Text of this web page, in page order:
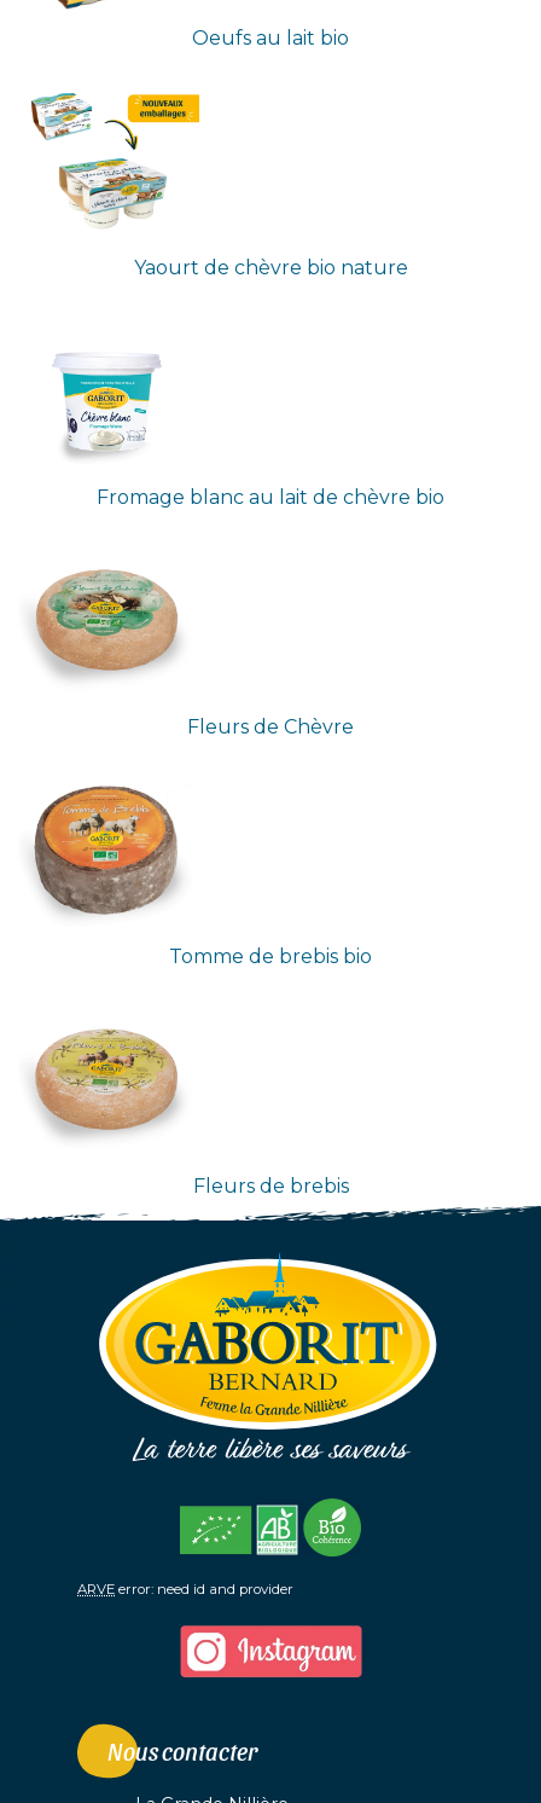
Oeufs au lait bio
Yaourt de chèvre bio nature
Fromage blanc au lait de chèvre bio
Fleurs de Chèvre
Tomme de brebis bio
Fleurs de brebis
ARVE error: need id and provider
Nous contacter